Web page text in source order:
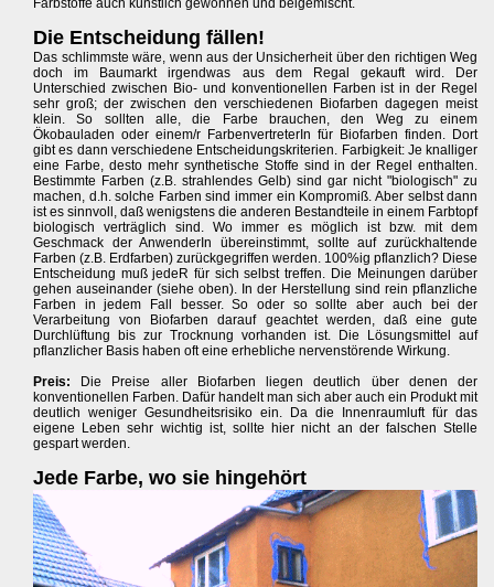
Farbstoffe auch künstlich gewonnen und beigemischt.
Die Entscheidung fällen!
Das schlimmste wäre, wenn aus der Unsicherheit über den richtigen Weg
doch im Baumarkt irgendwas aus dem Regal gekauft wird. Der
Unterschied zwischen Bio- und konventionellen Farben ist in der Regel
sehr groß; der zwischen den verschiedenen Biofarben dagegen meist
klein. So sollten alle, die Farbe brauchen, den Weg zu einem
Ökobauladen oder einem/r FarbenvertreterIn für Biofarben finden. Dort
gibt es dann verschiedene Entscheidungskriterien. Farbigkeit: Je knalliger
eine Farbe, desto mehr synthetische Stoffe sind in der Regel enthalten.
Bestimmte Farben (z.B. strahlendes Gelb) sind gar nicht "biologisch" zu
machen, d.h. solche Farben sind immer ein Kompromiß. Aber selbst dann
ist es sinnvoll, daß wenigstens die anderen Bestandteile in einem Farbtopf
biologisch verträglich sind. Wo immer es möglich ist bzw. mit dem
Geschmack der AnwenderIn übereinstimmt, sollte auf zurückhaltende
Farben (z.B. Erdfarben) zurückgegriffen werden. 100%ig pflanzlich? Diese
Entscheidung muß jedeR für sich selbst treffen. Die Meinungen darüber
gehen auseinander (siehe oben). In der Herstellung sind rein pflanzliche
Farben in jedem Fall besser. So oder so sollte aber auch bei der
Verarbeitung von Biofarben darauf geachtet werden, daß eine gute
Durchlüftung bis zur Trocknung vorhanden ist. Die Lösungsmittel auf
pflanzlicher Basis haben oft eine erhebliche nervenstörende Wirkung.
Preis: Die Preise aller Biofarben liegen deutlich über denen der
konventionellen Farben. Dafür handelt man sich aber auch ein Produkt mit
deutlich weniger Gesundheitsrisiko ein. Da die Innenraumluft für das
eigene Leben sehr wichtig ist, sollte hier nicht an der falschen Stelle
gespart werden.
Jede Farbe, wo sie hingehört